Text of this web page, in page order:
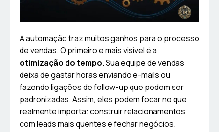
A automação traz muitos ganhos para o processo
de vendas. O primeiro e mais visível é a
otimização do tempo. Sua equipe de vendas
deixa de gastar horas enviando e-mails ou
fazendo ligações de follow-up que podem ser
padronizadas. Assim, eles podem focar no que
realmente importa: construir relacionamentos
com leads mais quentes e fechar negócios.